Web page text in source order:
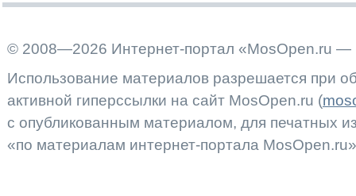
© 2008—2026 Интернет-портал «MosOpen.ru —
Использование материалов разрешается при
активной гиперссылки на сайт MosOpen.ru (
с опубликованным материалом, для печатных
«по материалам интернет-портала